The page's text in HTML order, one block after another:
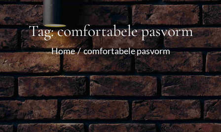
Tag:comfortabele pasvorm
Home comfortabele pasvorm